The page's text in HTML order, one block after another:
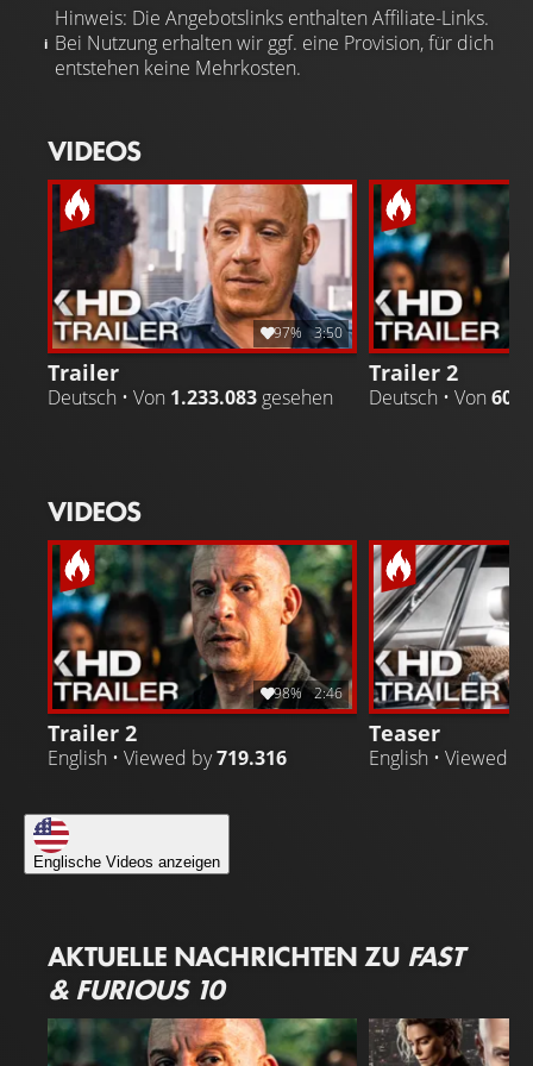
Hinweis: Die Angebotslinks enthalten Affiliate-Links.
Bei Nutzung erhalten wir ggf. eine Provision, für dich
entstehen keine Mehrkosten.
VIDEOS
97% 3:50
Trailer
Deutsch • Von 1.233.083 gesehen
Trailer 2
Deutsch • Von
VIDEOS
98% 2:46
Trailer 2
English • Viewed by719.316
Teaser
English • Viewed
Englische Videos anzeigen
AKTUELLE NACHRICHTEN ZU FAST
& FURIOUS 10